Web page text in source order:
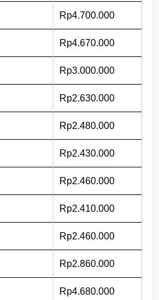
Rp4.700.000
Rp4.670.000
Rp3.000.000
Rp2.630.000
Rp2.480.000
Rp2.430.000
Rp2.460.000
Rp2.410.000
Rp2.460.000
Rp2.860.000
Rp4.680.000